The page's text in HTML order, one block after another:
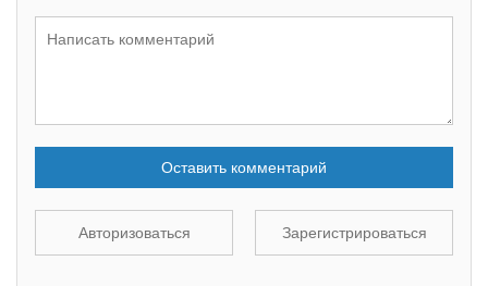
Оставить комментарий
Авторизоваться Зарегистрироваться